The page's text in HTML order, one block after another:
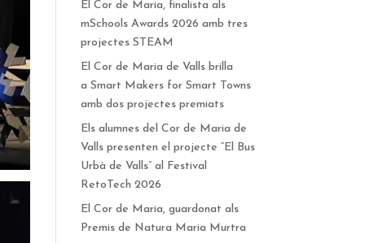
El Cor de Maria, finalista als
mSchools Awards 2026 amb tres
projectes STEAM
El Cor de Maria de Valls brilla
a Smart Makers for Smart Towns
amb dos projectes premiats
Els alumnes del Cor de Maria de
Valls presenten el projecte “El Bus
Urbà de Valls” al Festival
RetoTech 2026
El Cor de Maria, guardonat als
Premis de Natura Maria Murtra